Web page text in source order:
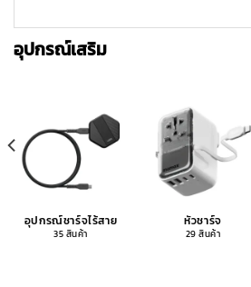
อุปกรณ์เสริม
อุปกรณ์ชาร์จไร้สาย
35 สินค้า
หัวชาร์จ
29 สินค้า